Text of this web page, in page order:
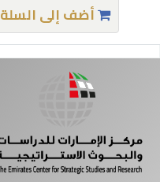
أضف إلى السلة